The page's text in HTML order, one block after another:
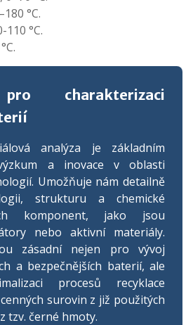
°C.
110 °C.
charakterizaci
analýza je základním
a inovace v oblasti
Umožňuje nám detailně
strukturu a chemické
komponent, jako jsou
nebo aktivní materiály.
zásadní nejen pro vývoj
a bezpečnějších baterií, ale
procesů recyklace
surovin z již použitých
tzv. černé hmoty.